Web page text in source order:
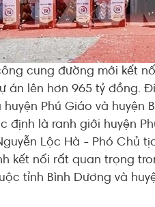
cung đường mới kết
án lên hơn 965 tỷ đồng.
Phú Giáo và huyện
định là ranh giới huyện
Lộc Hà - Phó Chủ
kết nối rất quan trọng
tỉnh Bình Dương và